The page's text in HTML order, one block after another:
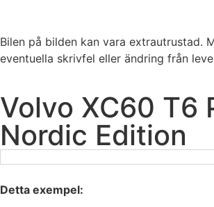
Bilen på bilden kan vara extrautrustad.
eventuella skrivfel eller ändring från
Volvo XC60 T6
Nordic Edition
Detta exempel: